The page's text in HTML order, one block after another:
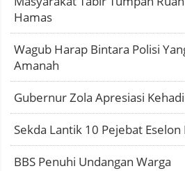
Hamas
Wagub Harap Bintara Polisi
Amanah
Gubernur Zola Apresiasi
Sekda Lantik 10 Pejebat Eselon
BBS Penuhi Undangan Warga